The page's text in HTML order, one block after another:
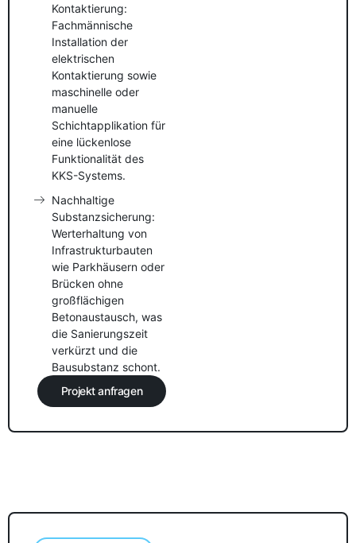
Kontaktierung:
Fachmännische
Installation der
elektrischen
Kontaktierung sowie
maschinelle oder
manuelle
Schichtapplikation für
eine lückenlose
Funktionalität des
KKS-Systems.
Nachhaltige
Substanzsicherung:
Werterhaltung von
Infrastrukturbauten
wie Parkhäusern oder
Brücken ohne
großflächigen
Betonaustausch, was
die Sanierungszeit
verkürzt und die
Bausubstanz schont.
Projekt anfragen